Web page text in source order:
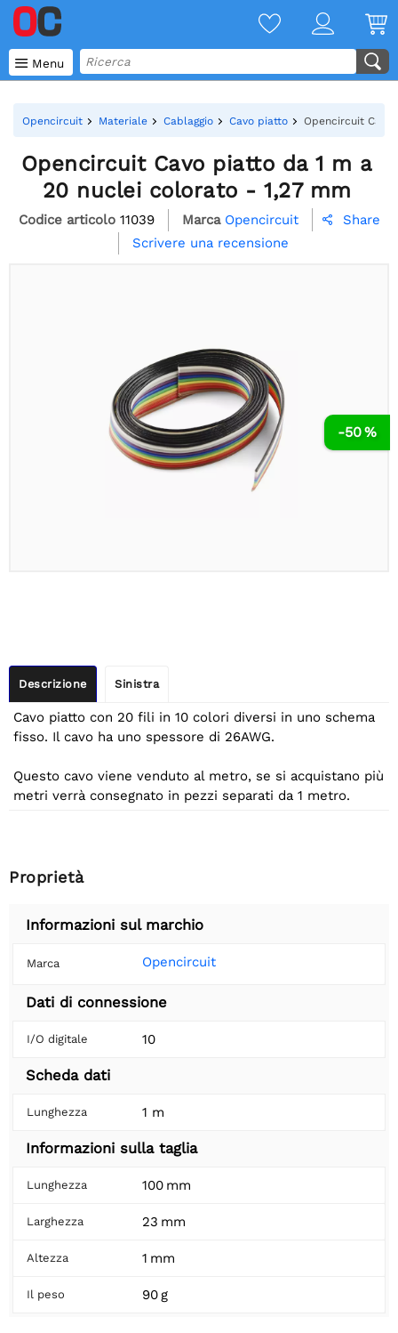
 Menu
Opencircuit Materiale Cablaggio Cavo piatto Opencircuit
Opencircuit Cavo piatto da 1 m a
20 nuclei colorato - 1,27 mm
Codice articolo 11039 Marca Opencircuit 
Share
Scrivere una recensione
-50 %
Descrizione Sinistra
Cavo piatto con 20 fili in 10 colori diversi in uno schema
fisso. Il cavo ha uno spessore di 26AWG.
Questo cavo viene venduto al metro, se si acquistano più
metri verrà consegnato in pezzi separati da 1 metro.
Proprietà
Informazioni sul marchio
Marca Opencircuit
Dati di connessione
I/O digitale 10
Scheda dati
Lunghezza 1 m
Informazioni sulla taglia
Lunghezza 100 mm
Larghezza 23 mm
Altezza 1 mm
Il peso 90 g